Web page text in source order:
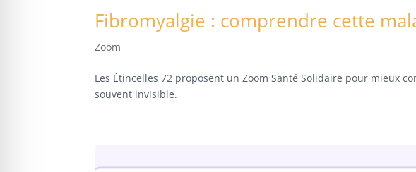
Fibromyalgie : comprendre cette
Zoom
Les Étincelles 72 proposent un Zoom Santé Solidaire pour mieux
souvent invisible.